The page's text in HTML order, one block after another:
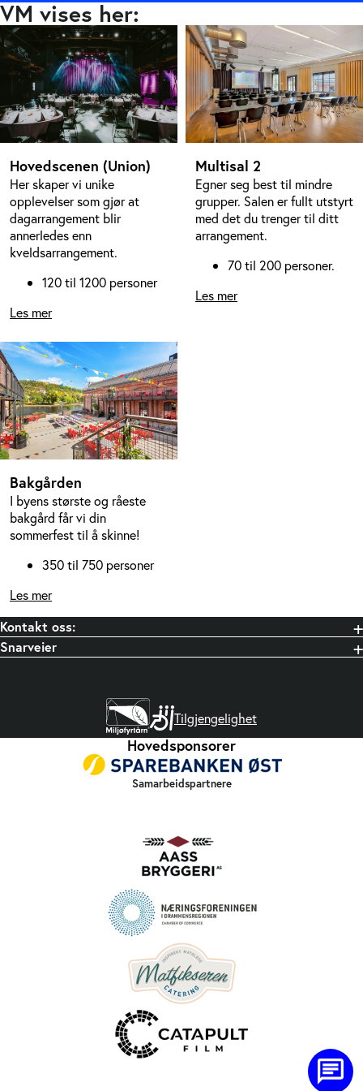
VM vises her:
Hovedscenen (Union)
Her skaper vi unike
opplevelser som gjør at
dagarrangement blir
annerledes enn
kveldsarrangement.
120 til 1200 personer
Les mer
Multisal 2
Egner seg best til mindre
grupper. Salen er fullt utstyrt
med det du trenger til ditt
arrangement.
70 til 200 personer.
Les mer
Bakgården
I byens største og råeste
bakgård får vi din
sommerfest til å skinne!
350 til 750 personer
Les mer
Kontakt oss:
Snarveier
Tilgjengelighet
Hovedsponsorer
Samarbeidspartnere